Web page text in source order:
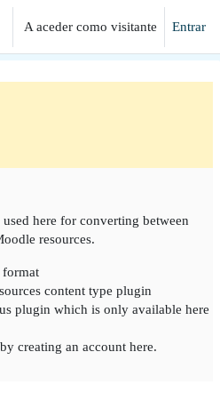
da pesquisa
A aceder como visitante Entrar
here for converting between
resources.
format
content type plugin
plugin which is only available here
creating an account here.